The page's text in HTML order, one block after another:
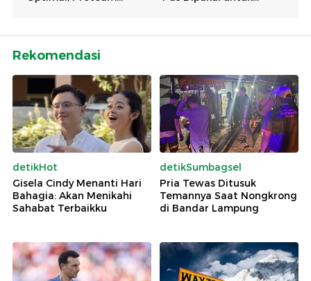
Rekomendasi
detikHot
Gisela Cindy Menanti Hari
Bahagia: Akan Menikahi
Sahabat Terbaikku
detikSumbagsel
Pria Tewas Ditusuk
Temannya Saat Nongkrong
di Bandar Lampung